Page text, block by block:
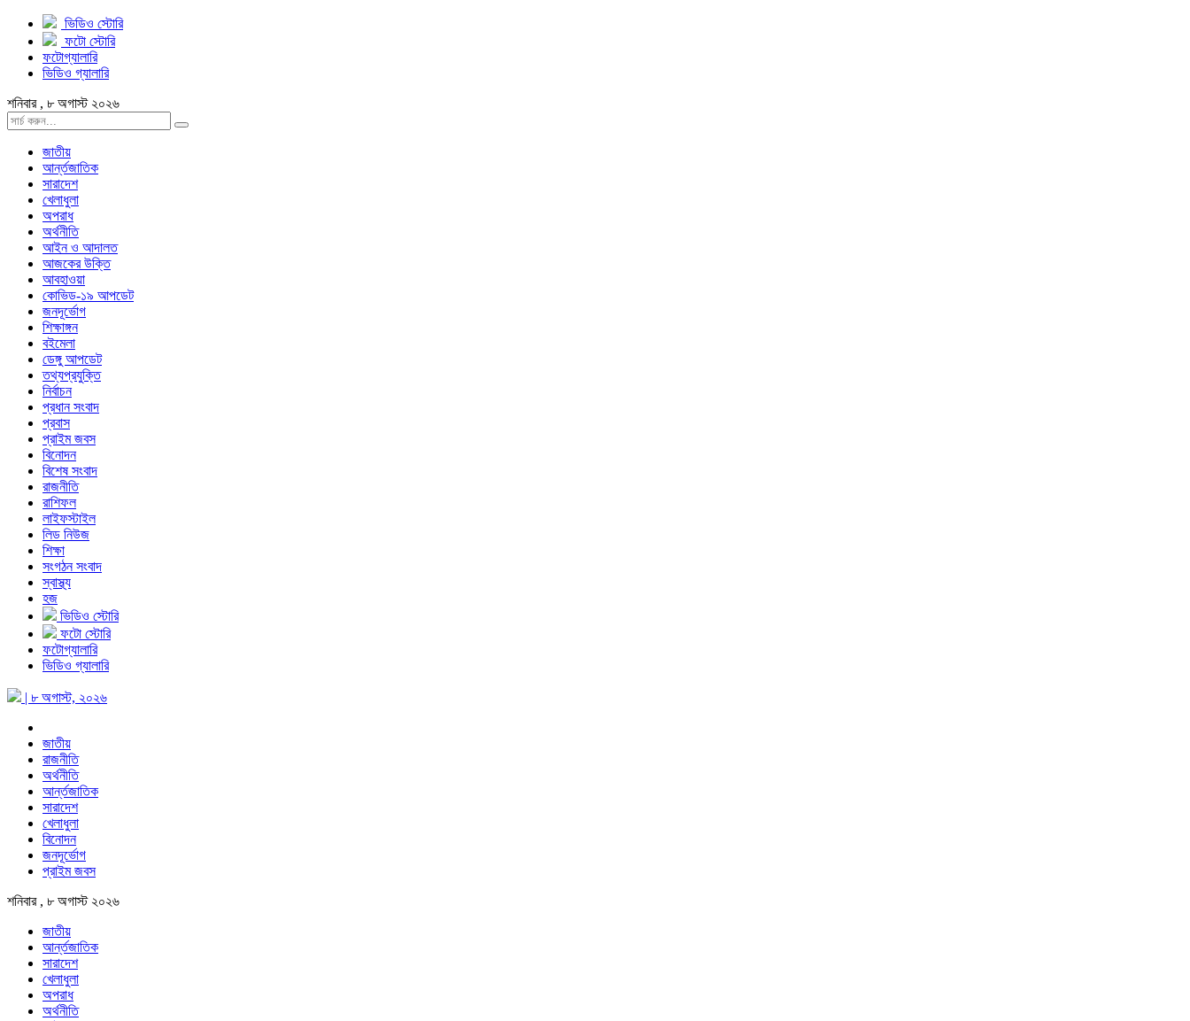
ভিডিও স্টোরি
ফটো স্টোরি
ফটোগ্যালারি
ভিডিও গ্যালারি
শনিবার , ৮ অগাস্ট ২০২৬
জাতীয়
আর্ন্তজাতিক
সারাদেশ
খেলাধুলা
অপরাধ
অর্থনীতি
আইন ও আদালত
আজকের উক্তি
আবহাওয়া
কোভিড-১৯ আপডেট
জনদূর্ভোগ
শিক্ষাঙ্গন
বইমেলা
ডেঙ্গু আপডেট
তথ্যপ্রযুক্তি
নির্বাচন
প্রধান সংবাদ
প্রবাস
প্রাইম জবস
বিনোদন
বিশেষ সংবাদ
রাজনীতি
রাশিফল
লাইফস্টাইল
লিড নিউজ
শিক্ষা
সংগঠন সংবাদ
স্বাস্থ্য
হজ
ভিডিও স্টোরি
ফটো স্টোরি
ফটোগ্যালারি
ভিডিও গ্যালারি
| ৮ অগাস্ট, ২০২৬
জাতীয়
রাজনীতি
অর্থনীতি
আর্ন্তজাতিক
সারাদেশ
খেলাধুলা
বিনোদন
জনদূর্ভোগ
প্রাইম জবস
শনিবার , ৮ অগাস্ট ২০২৬
জাতীয়
আর্ন্তজাতিক
সারাদেশ
খেলাধুলা
অপরাধ
অর্থনীতি